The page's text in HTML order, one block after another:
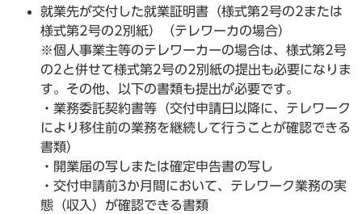
就業先が交付した就業証明書（様式第2号の2または
様式第2号の2別紙）（テレワーカの場合）
​※個人事業主等のテレワーカーの場合は、様式第2号
の2と併せて様式第2号の2別紙の提出も必要になりま
す。その他、以下の書類も提出が必要です。
・業務委託契約書等（交付申請日以降に、テレワーク
により移住前の業務を継続して行うことが確認できる
書類）
・開業届の写しまたは確定申告書の写し
・交付申請前3か月間において、テレワーク業務の実
態（収入）が確認できる書類